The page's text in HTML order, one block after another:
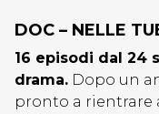
DOC – NELLE
16 episodi dal 24
drama. Dopo un
pronto a rientrare